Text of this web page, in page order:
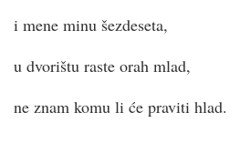
i mene minu šezdeseta,
u dvorištu raste orah mlad,
ne znam komu li će praviti hlad.